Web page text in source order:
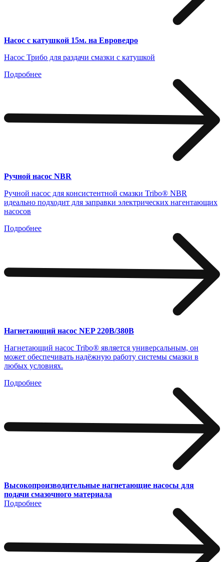
Насос с катушкой 15м. на Евроведро
Насос Трибо для раздачи смазки с катушкой
Подробнее
Ручной насос NBR
Ручной насос для консистентной смазки Tribo® NBR
идеально подходит для заправки электрических нагентающих
насосов
Подробнее
Нагнетающий насос NEP 220В/380В
Нагнетающий насос Tribo® является универсальным, он
может обеспечивать надёжную работу системы смазки в
любых условиях.
Подробнее
Высокопроизводительные нагнетающие насосы для
подачи смазочного материала
Подробнее